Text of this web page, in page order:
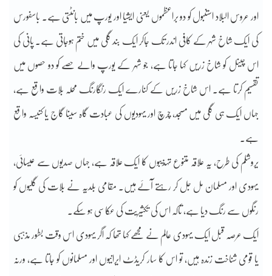
اور عروس البلاد استنبول کو دو براعظموں یعنی ایشیا اور یورپ میں بانٹتی ہے۔ باسفورس
کی ایک شاخ شہر کے کافی اندر تک جاکر ایک بند گلی میں ختم ہوجاتی ہے۔ پانی کی
اس چینل کو شاخ زریں کہا جاتا ہے، جو شہر کے یورپ والے حصے کو دو حصوں میں
تقسیم کرتا ہے۔ اس شاخ زریں کے کنارے ایک رنگارنگ محلہ بلات واقع ہے،
جہاں ایک ہی گلی میں مسجد، چرچ اور یہودیوں کی عبادت گاہ سینا گاج یا کنیسہ واقع
ہے۔
یروشلم کی طرح، یہ علاقہ متنوع تہذیبوں کا ایک علاقہ ہے، جہاں صدیوں سے عیسائی،
یہودی اور مسلمان مل جل کر رہتے آئے ہیں۔ مقامی بلدیہ نے بلات کی گلیوں کو
رنگوں سے رنگ دیا ہے، تاکہ اس کی تکثیریت کی عکاسی ہو سکے۔
ایک عرصہ قبل ایک یہودی عالم نے مجھے کہا تھا کہ اگر یہودی اس وقت بطور مذہبی
یا قومی شناخت زندہ ہیں، تو اس کا سار کریڈٹ ایرانیوں اور مسلمانوں کو جاتا ہے، ورنہ